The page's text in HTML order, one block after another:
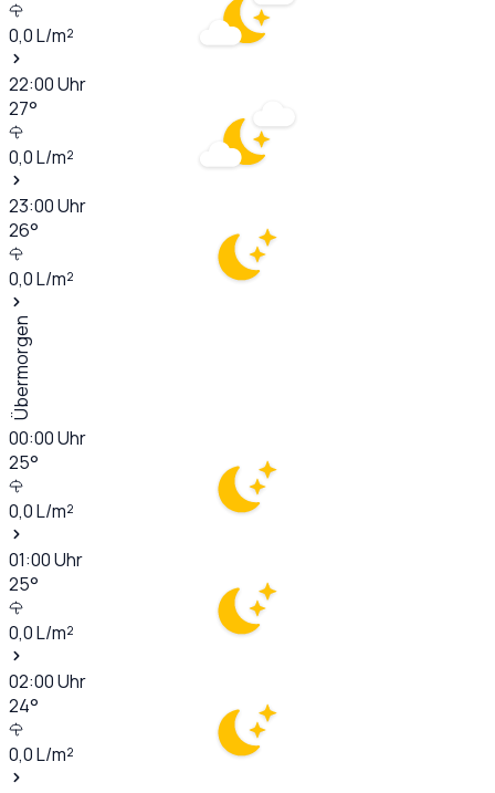
0,0L/m²
22:00Uhr
27°
0,0L/m²
23:00Uhr
26°
0,0L/m²
Übermorgen
00:00Uhr
25°
0,0L/m²
01:00Uhr
25°
0,0L/m²
02:00Uhr
24°
0,0L/m²